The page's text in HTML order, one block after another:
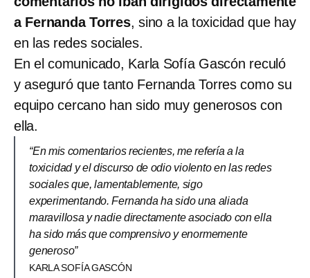
a Fernanda Torres, sino a la toxicidad que hay
en las redes sociales.
En el comunicado, Karla Sofía Gascón reculó
y aseguró que tanto Fernanda Torres como su
equipo cercano han sido muy generosos con
ella.
“En mis comentarios recientes, me refería a la
toxicidad y el discurso de odio violento en las redes
sociales que, lamentablemente, sigo
experimentando. Fernanda ha sido una aliada
maravillosa y nadie directamente asociado con ella
ha sido más que comprensivo y enormemente
generoso”
KARLA SOFÍA GASCÓN